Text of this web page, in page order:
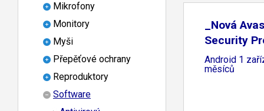
Mikrofony
Monitory
Myši
Přepěťové ochrany
Reproduktory
Software
_Nová
Security
Android 1
měsíců